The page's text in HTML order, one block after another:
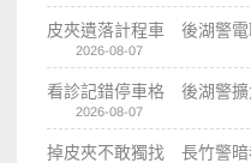
皮夾遺落計程車 後湖警電
2026-08-07
看診記錯停車格 後湖警擴
2026-08-07
掉皮夾不敢獨找 長竹警暗